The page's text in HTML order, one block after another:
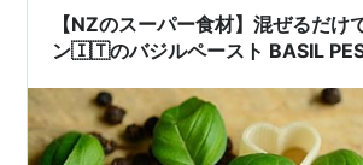
白ワイン：大さじ２ ・黒コショウ：適
【NZのスーパー食材】混ぜるだけ
ン🇮🇹のバジルペースト BASIL